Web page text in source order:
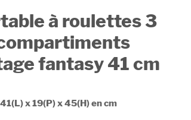
à roulettes 3
fantasy 41 cm
x 19(P) x 45(H) en cm